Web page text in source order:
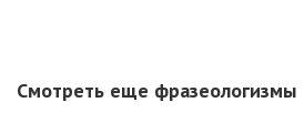
Смотреть еще фразеологизмы